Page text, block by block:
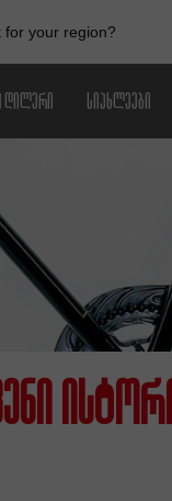
for your region?
ᲓᲘᲚᲔᲠᲘ ᲡᲘᲐᲮᲚᲔᲔᲑᲘ